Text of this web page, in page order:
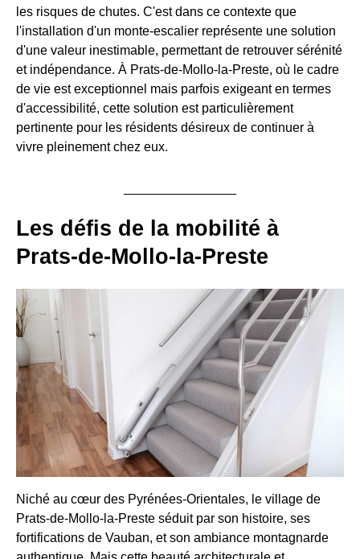
les risques de chutes. C'est dans ce contexte que
l'installation d'un monte-escalier représente une solution
d'une valeur inestimable, permettant de retrouver sérénité
et indépendance. À Prats-de-Mollo-la-Preste, où le cadre
de vie est exceptionnel mais parfois exigeant en termes
d'accessibilité, cette solution est particulièrement
pertinente pour les résidents désireux de continuer à
vivre pleinement chez eux.
Les défis de la mobilité à
Prats-de-Mollo-la-Preste
Niché au cœur des Pyrénées-Orientales, le village de
Prats-de-Mollo-la-Preste séduit par son histoire, ses
fortifications de Vauban, et son ambiance montagnarde